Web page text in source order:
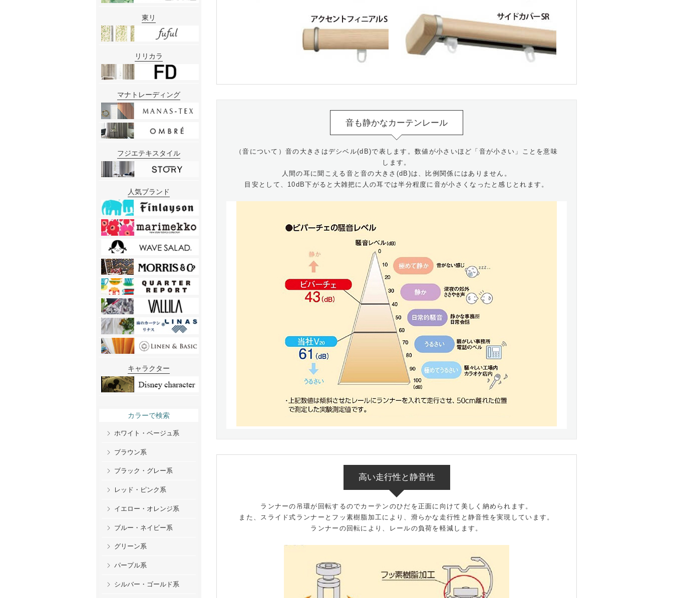
音も静かなカーテンレール
（音について）音の大きさはデシベル(dB)で表します。数値が小さいほど「音が小さい」ことを意味
します。
人間の耳に聞こえる音と音の大きさ(dB)は、比例関係にはありません。
目安として、10dB下がると大雑把に人の耳では半分程度に音が小さくなったと感じとれます。
高い走行性と静音性
ランナーの吊環が回転するのでカーテンのひだを正面に向けて美しく納められます。
また、スライド式ランナーとフッ素樹脂加工により、滑らかな走行性と静音性を実現しています。
ランナーの回転により、レールの負荷を軽減します。
東リ
リリカラ
マナトレーディング
フジエテキスタイル
人気ブランド
キャラクター
カラーで検索
ホワイト・ベージュ系
ブラウン系
ブラック・グレー系
レッド・ピンク系
イエロー・オレンジ系
ブルー・ネイビー系
グリーン系
パープル系
シルバー・ゴールド系